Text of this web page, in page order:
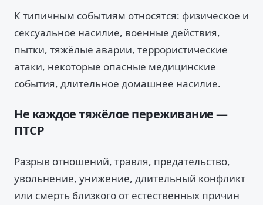
К типичным событиям относятся: физическое и
сексуальное насилие, военные действия,
пытки, тяжёлые аварии, террористические
атаки, некоторые опасные медицинские
события, длительное домашнее насилие.
Не каждое тяжёлое переживание —
ПТСР
Разрыв отношений, травля, предательство,
увольнение, унижение, длительный конфликт
или смерть близкого от естественных причин